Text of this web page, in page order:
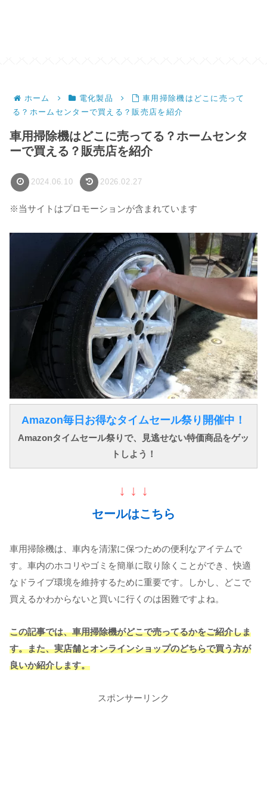
ホーム 電化製品
車用掃除機はどこに売って
る？ホームセンターで買える？販売店を紹介
車用掃除機はどこに売ってる？ホームセンタ
ーで買える？販売店を紹介
2024.06.10 2026.02.27
※当サイトはプロモーションが含まれています
Amazon毎日お得なタイムセール祭り開催中！
Amazonタイムセール祭りで、見逃せない特価商品をゲッ
トしよう！
↓ ↓ ↓
セールはこちら
車用掃除機は、車内を清潔に保つための便利なアイテムで
す。車内のホコリやゴミを簡単に取り除くことができ、快適
なドライブ環境を維持するために重要です。しかし、どこで
買えるかわからないと買いに行くのは困難ですよね。
この記事では、車用掃除機がどこで売ってるかをご紹介しま
す。また、実店舗とオンラインショップのどちらで買う方が
良いか紹介します。
スポンサーリンク